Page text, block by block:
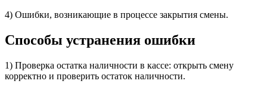
4) Ошибки, возникающие в процессе закрытия смены.
Способы устранения ошибки
1) Проверка остатка наличности в кассе: открыть смену
корректно и проверить остаток наличности.